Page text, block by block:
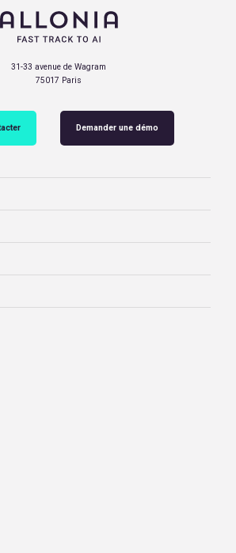
31-33 avenue de Wagram
75017 Paris
Demander une démo